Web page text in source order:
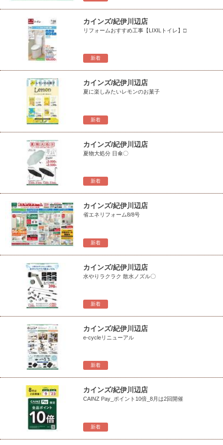
新着
カインズ/紀伊川辺店
リフォームおすすめ工事【LIXILトイレ】□
新着
カインズ/紀伊川辺店
夏に楽しみたいレモンのお菓子
新着
カインズ/紀伊川辺店
夏物大処分 日傘〇
新着
カインズ/紀伊川辺店
省エネリフォーム8/8号
新着
カインズ/紀伊川辺店
水やりラクラク 散水ノズル〇
新着
カインズ/紀伊川辺店
e-cycleリニューアル
新着
カインズ/紀伊川辺店
CAINZ Pay_ポイント10倍_8月は2回開催